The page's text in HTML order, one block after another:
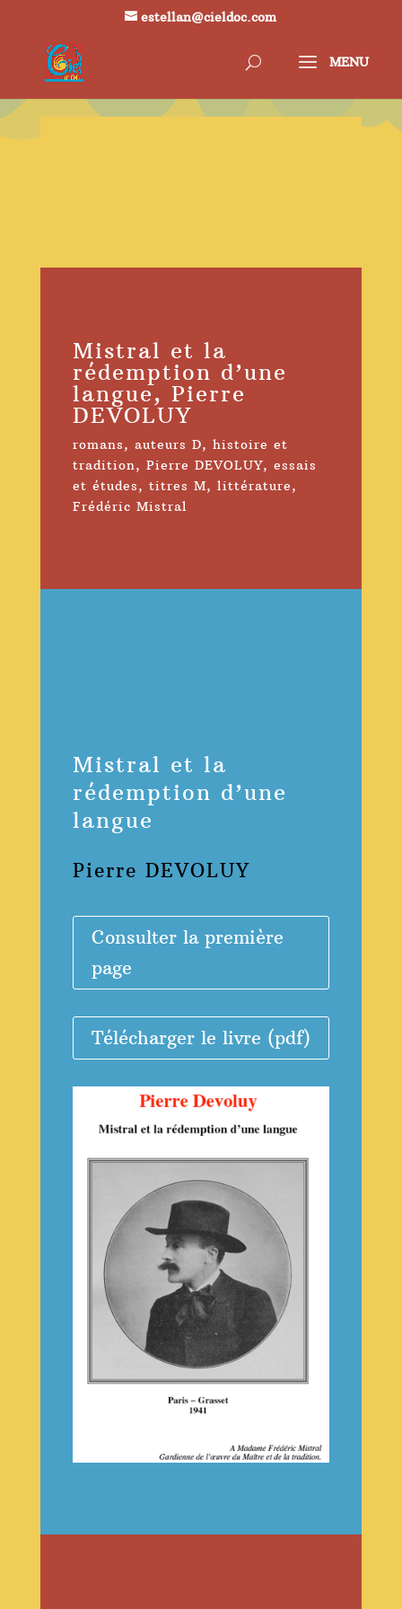
estellan@cieldoc.com
Mistral et la
rédemption d’une
langue, Pierre
DEVOLUY
romans, auteurs D, histoire et
tradition, Pierre DEVOLUY, essais
et études, titres M, littérature,
Frédéric Mistral
Mistral et la
rédemption d’une
langue
Pierre DEVOLUY
Consulter la première
page
Télécharger le livre (pdf)